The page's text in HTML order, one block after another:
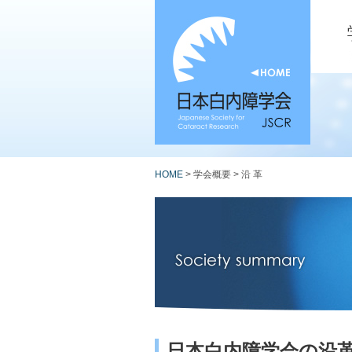
HOME > 学会概要 > 沿 革